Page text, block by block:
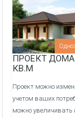
Медные
щиток
маякам
Заливка
ПРОЕКТ ДОМА
КВ.М
Проект можно
учетом ваших
можно увеличивать